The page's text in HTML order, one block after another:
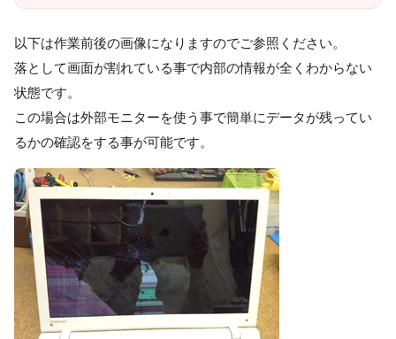
以下は作業前後の画像になりますのでご参照ください。
落として画面が割れている事で内部の情報が全くわからない
状態です。
この場合は外部モニターを使う事で簡単にデータが残ってい
るかの確認をする事が可能です。